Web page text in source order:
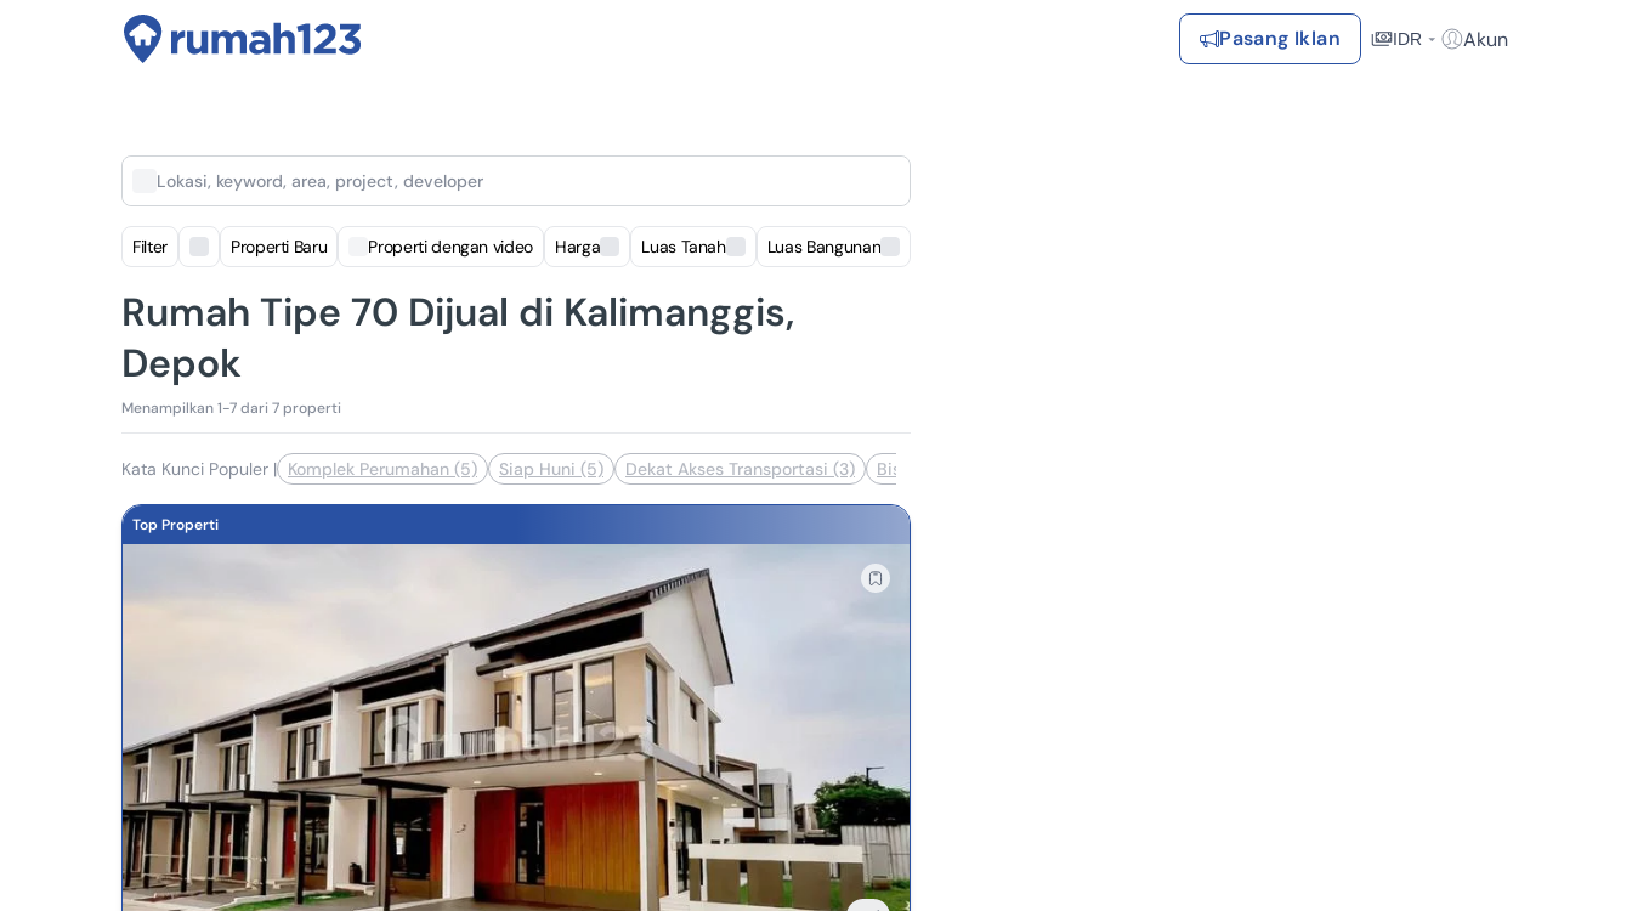
Pasang Iklan IDR Akun
Lokasi, keyword, area, project, developer
Filter Properti Baru Properti dengan video Harga Luas Tanah Luas Bangunan
Rumah Tipe 70 Dijual di Kalimanggis,
Depok
Menampilkan 1-7 dari 7 properti
Kata Kunci Populer | Komplek Perumahan (5) Siap Huni (5) Dekat Akses Transportasi (3) Bisa Nego (2)
Top Properti